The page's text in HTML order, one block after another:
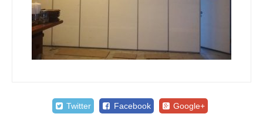
Twitter Facebook Google+